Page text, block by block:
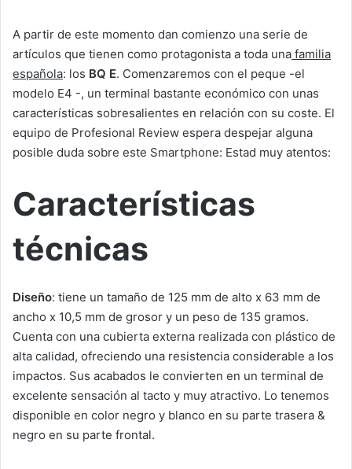
A partir de este momento dan comienzo una serie de
artículos que tienen como protagonista a toda una familia
española: los BQ E. Comenzaremos con el peque -el
modelo E4 -, un terminal bastante económico con unas
características sobresalientes en relación con su coste. El
equipo de Profesional Review espera despejar alguna
posible duda sobre este Smartphone: Estad muy atentos:
Características
técnicas
Diseño: tiene un tamaño de 125 mm de alto x 63 mm de
ancho x 10,5 mm de grosor y un peso de 135 gramos.
Cuenta con una cubierta externa realizada con plástico de
alta calidad, ofreciendo una resistencia considerable a los
impactos. Sus acabados le convierten en un terminal de
excelente sensación al tacto y muy atractivo. Lo tenemos
disponible en color negro y blanco en su parte trasera &
negro en su parte frontal.